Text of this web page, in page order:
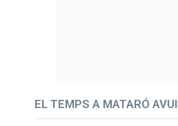
EL TEMPS A MATARÓ AVUI